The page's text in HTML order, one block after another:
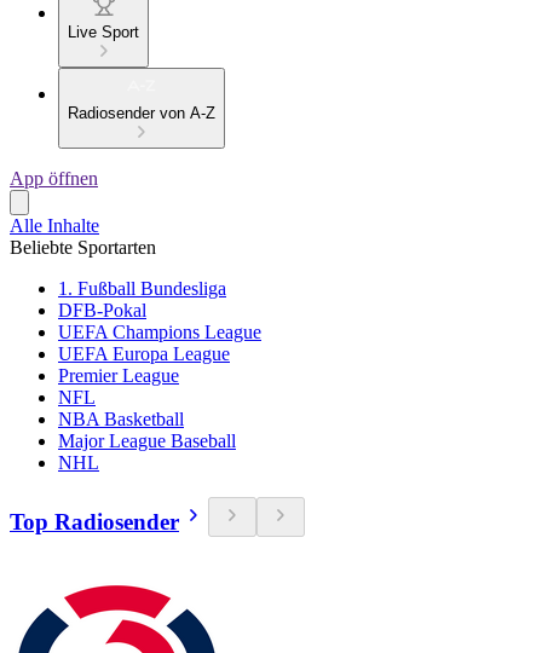
Live Sport
Radiosender von A-Z
App öffnen
Alle Inhalte
Beliebte Sportarten
1. Fußball Bundesliga
DFB-Pokal
UEFA Champions League
UEFA Europa League
Premier League
NFL
NBA Basketball
Major League Baseball
NHL
Top Radiosender